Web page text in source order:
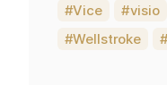
Vice
visio
Wellstroke